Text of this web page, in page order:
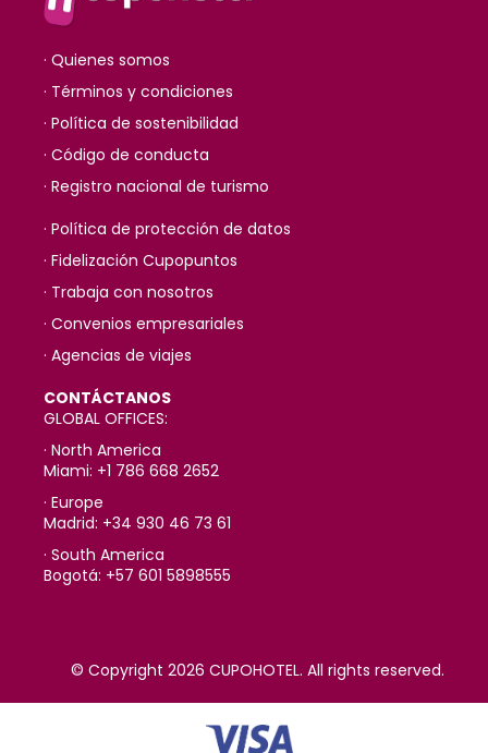
· Quienes somos
· Términos y condiciones
· Política de sostenibilidad
· Código de conducta
· Registro nacional de turismo
· Política de protección de datos
· Fidelización Cupopuntos
· Trabaja con nosotros
· Convenios empresariales
· Agencias de viajes
CONTÁCTANOS
GLOBAL OFFICES:
· North America
Miami: +1 786 668 2652
· Europe
Madrid: +34 930 46 73 61
· South America
Bogotá: +57 601 5898555
© Copyright 2026 CUPOHOTEL. All rights reserved.